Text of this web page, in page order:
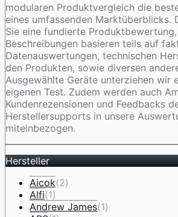
modularen Produktvergleich die
eines umfassenden Marktüberblicks.
Sie eine fundierte
Beschreibungen basieren teils auf
Datenauswertungen, technischen
den Produkten, sowie diversen
Ausgewählte Geräte unterziehen wir
eigenen Test. Zudem werden auch
Kundenrezensionen und Feedbacks
Herstellersupports in unsere
miteinbezogen.
Hersteller
Aicok(2)
Alfi(1)
Andrew James(1)